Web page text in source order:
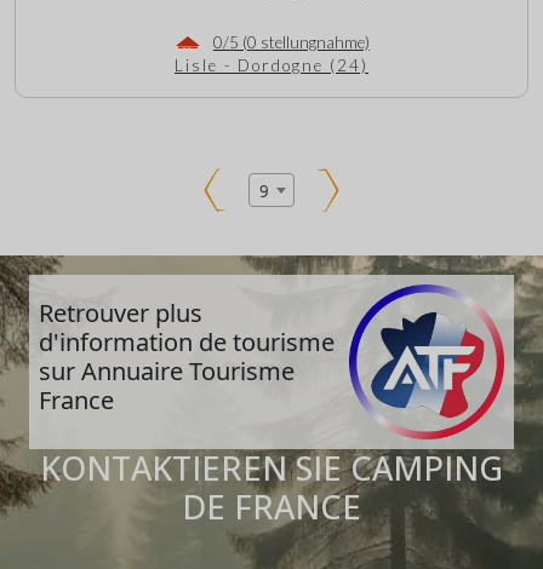
0/5 (0 stellungnahme)
Lisle - Dordogne (24)
9
Retrouver plus
d'information de tourisme
sur Annuaire Tourisme
France
KONTAKTIEREN SIE CAMPING
DE FRANCE